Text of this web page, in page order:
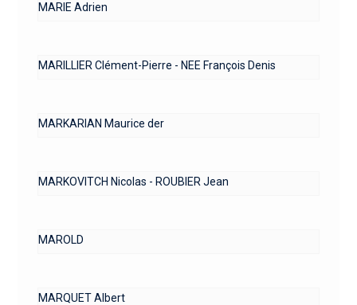
MARIE Adrien
MARILLIER Clément-Pierre - NEE François Denis
MARKARIAN Maurice der
MARKOVITCH Nicolas - ROUBIER Jean
MAROLD
MARQUET Albert